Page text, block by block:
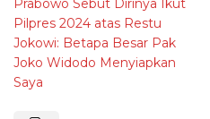
navigation
Prabowo Sebut Dirinya Ikut
Pilpres 2024 atas Restu
Jokowi: Betapa Besar Pak
Joko Widodo Menyiapkan
Saya